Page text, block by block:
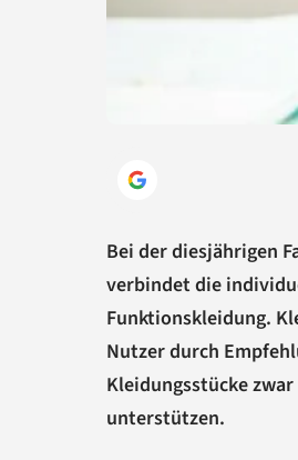
Bei der diesjährigen
verbindet die
Funktionskleidung.
Nutzer durch
Kleidungsstücke
unterstützen.